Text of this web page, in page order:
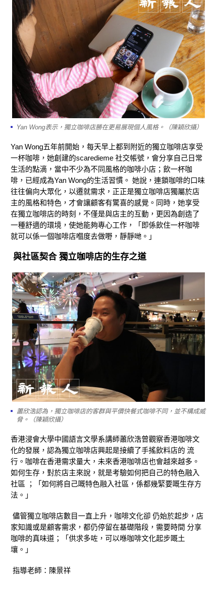
Yan Wong表示，獨立咖啡店勝在更易展現個人風格。（陳穎欣攝）
Yan Wong五年前開始，每天早上都到附近的獨立咖啡店享受
一杯咖啡，她創建的scaredieme 社交帳號，會分享自己日常
生活的點滴，當中不少為不同風格的咖啡小店；飲一杯咖
啡，已經成為Yan Wong的生活習慣。 她說，連鎖咖啡的口味
往往偏向大眾化，以遷就需求，正正是獨立咖啡店獨屬於店
主的風格和特色，才會讓顧客有驚喜的感覺。同時，她享受
在獨立咖啡店的時刻，不僅是與店主的互動，更因為創造了
一種舒適的環境，使她能夠專心工作，「即係飲住一杯咖啡
就可以係一個咖啡店嗰度去做嘢，靜靜哋。」
與社區契合 獨立咖啡店的生存之道
蕭欣浩認為，獨立咖啡店的客群與平價快餐式咖啡不同，並不構成威
脅。（陳穎欣攝）
香港浸會大學中國語言文學系講師蕭欣浩曾觀察香港咖啡文
化的發展，認為獨立咖啡店興起是接續了手搖飲料店的 流
行。咖啡在香港需求量大，未來香港咖啡店也會越來越多。
如何生存，對於店主來說，就是考驗如何把自己的特色融入
社區
；
「如何將自己嘅特色融入社區，係都幾緊要嘅生存方
法。」
儘管獨立咖啡店數目一直上升，咖啡文化卻 仍始於起步，店
家知識或是顧客需求，都仍停留在基礎階段，需要時間 分享
咖啡的真味道；「供求多咗，可以喺咖啡文化起步嘅土
壤。」
指導老師：陳景祥